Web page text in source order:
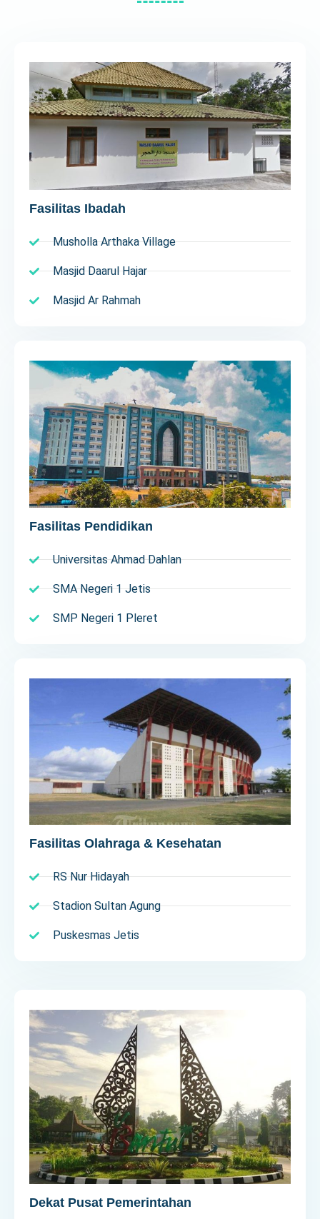
Fasilitas Ibadah
Musholla Arthaka Village
Masjid Daarul Hajar
Masjid Ar Rahmah
Fasilitas Pendidikan
Universitas Ahmad Dahlan
SMA Negeri 1 Jetis
SMP Negeri 1 Pleret
Fasilitas Olahraga & Kesehatan
RS Nur Hidayah
Stadion Sultan Agung
Puskesmas Jetis
Dekat Pusat Pemerintahan